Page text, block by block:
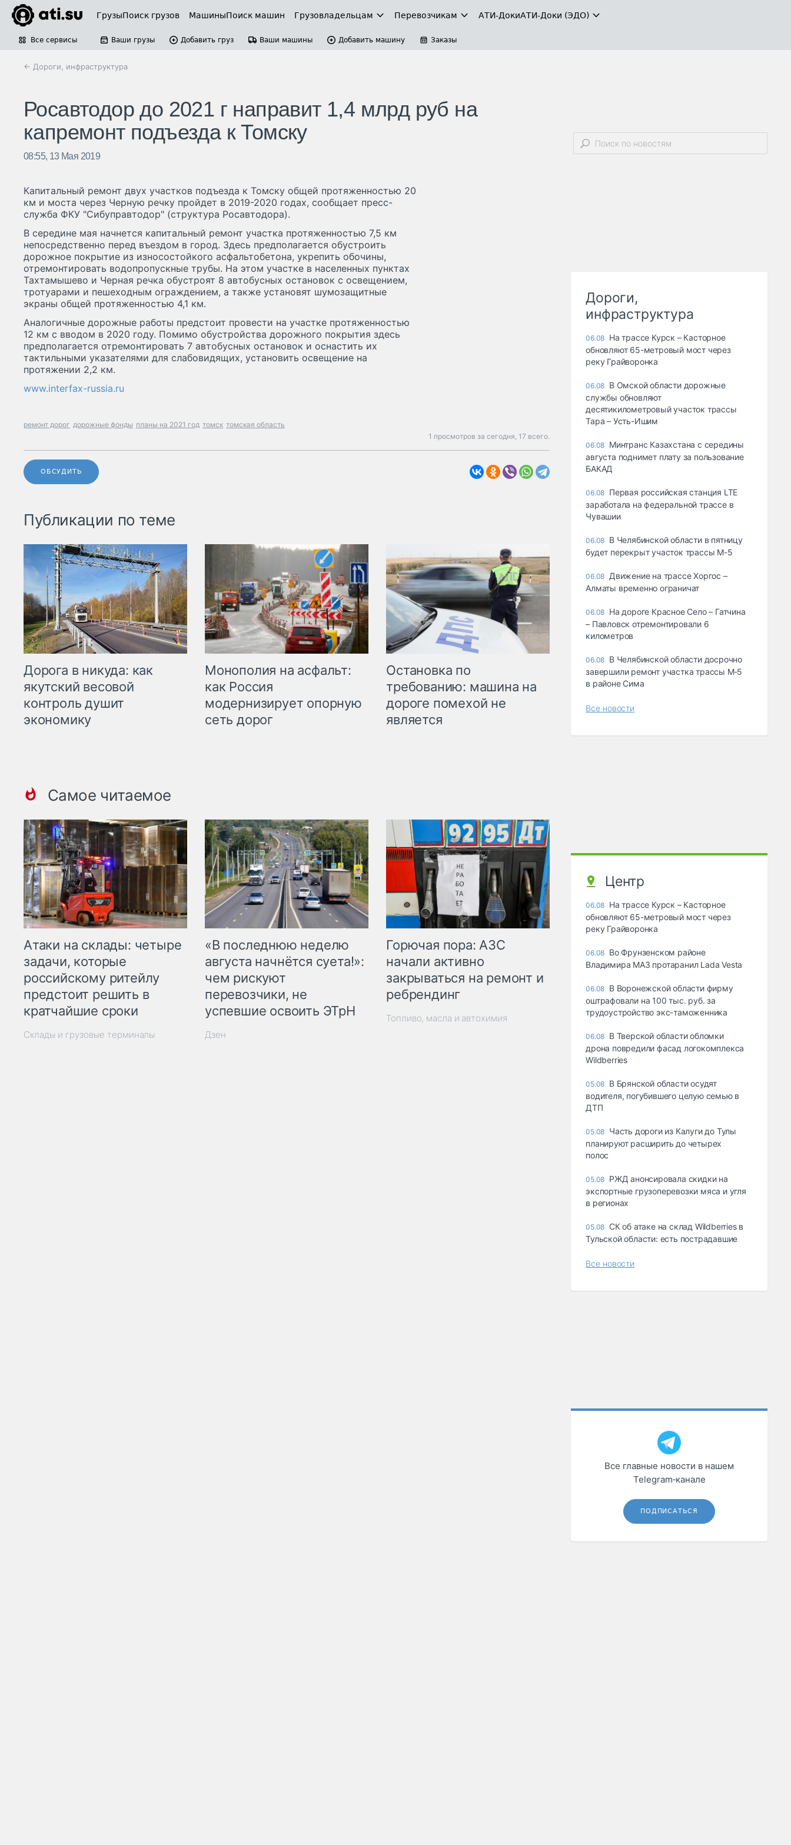
ГрузыПоиск грузов МашиныПоиск машин Грузовладельцам Перевозчикам АТИ-ДокиАТИ-Доки (ЭДО)
Все сервисы Ваши грузы Добавить груз Ваши машины Добавить машину Заказы
← Дороги, инфраструктура
Росавтодор до 2021 г направит 1,4 млрд руб на
капремонт подъезда к Томску
08:55, 13 Мая 2019
Капитальный ремонт двух участков подъезда к Томску общей протяженностью 20
км и моста через Черную речку пройдет в 2019-2020 годах, сообщает пресс-
служба ФКУ "Сибуправтодор" (структура Росавтодора).
В середине мая начнется капитальный ремонт участка протяженностью 7,5 км
непосредственно перед въездом в город. Здесь предполагается обустроить
дорожное покрытие из износостойкого асфальтобетона, укрепить обочины,
отремонтировать водопропускные трубы. На этом участке в населенных пунктах
Тахтамышево и Черная речка обустроят 8 автобусных остановок с освещением,
тротуарами и пешеходным ограждением, а также установят шумозащитные
экраны общей протяженностью 4,1 км.
Аналогичные дорожные работы предстоит провести на участке протяженностью
12 км с вводом в 2020 году. Помимо обустройства дорожного покрытия здесь
предполагается отремонтировать 7 автобусных остановок и оснастить их
тактильными указателями для слабовидящих, установить освещение на
протяжении 2,2 км.
www.interfax-russia.ru
ремонт дорог дорожные фонды планы на 2021 год томск томская область
1 просмотров за сегодня, 17 всего.
ОБСУДИТЬ
Публикации по теме
Дорога в никуда: как
якутский весовой
контроль душит
экономику
Монополия на асфальт:
как Россия
модернизирует опорную
сеть дорог
Остановка по
требованию: машина на
дороге помехой не
является
Самое читаемое
Атаки на склады: четыре
задачи, которые
российскому ритейлу
предстоит решить в
кратчайшие сроки
Склады и грузовые терминалы
«В последнюю неделю
августа начнётся суета!»:
чем рискуют
перевозчики, не
успевшие освоить ЭТрН
Дзен
Горючая пора: АЗС
начали активно
закрываться на ремонт и
ребрендинг
Топливо, масла и автохимия
Дороги,
инфраструктура
06.08 На трассе Курск – Касторное
обновляют 65-метровый мост через
реку Грайворонка
06.08 В Омской области дорожные
службы обновляют
десятикилометровый участок трассы
Тара – Усть-Ишим
06.08 Минтранс Казахстана с середины
августа поднимет плату за пользование
БАКАД
06.08 Первая российская станция LTE
заработала на федеральной трассе в
Чувашии
06.08 В Челябинской области в пятницу
будет перекрыт участок трассы М-5
06.08 Движение на трассе Хоргос –
Алматы временно ограничат
06.08 На дороге Красное Село – Гатчина
– Павловск отремонтировали 6
километров
06.08 В Челябинской области досрочно
завершили ремонт участка трассы М‑5
в районе Сима
Все новости
Центр
06.08 На трассе Курск – Касторное
обновляют 65-метровый мост через
реку Грайворонка
06.08 Во Фрунзенском районе
Владимира МАЗ протаранил Lada Vesta
06.08 В Воронежской области фирму
оштрафовали на 100 тыс. руб. за
трудоустройство экс-таможенника
06.08 В Тверской области обломки
дрона повредили фасад логокомплекса
Wildberries
05.08 В Брянской области осудят
водителя, погубившего целую семью в
ДТП
05.08 Часть дороги из Калуги до Тулы
планируют расширить до четырех
полос
05.08 РЖД анонсировала скидки на
экспортные грузоперевозки мяса и угля
в регионах
05.08 СК об атаке на склад Wildberries в
Тульской области: есть пострадавшие
Все новости
Все главные новости в нашем
Telegram‑канале
ПОДПИСАТЬСЯ